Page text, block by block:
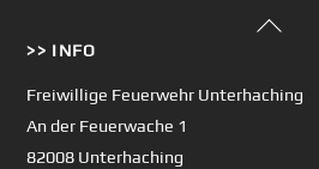
Back
>> INFO
Freiwillige Feuerwehr Unterhaching
An der Feuerwache 1
82008 Unterhaching